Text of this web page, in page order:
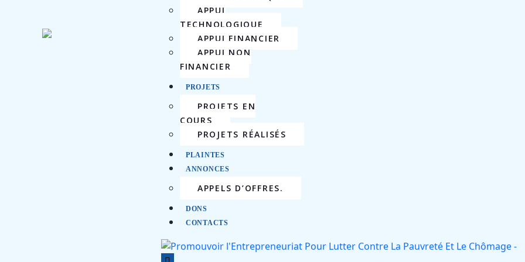
APPUI
TECHNOLOGIQUE
APPUI FINANCIER
APPUI NON
FINANCIER
PROJETS
PROJETS EN
COURS
PROJETS RÉALISÉS
PLAINTES
ANNONCES
APPELS D’OFFRES.
DONS
CONTACTS